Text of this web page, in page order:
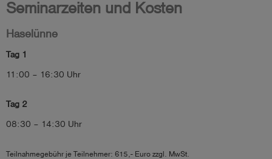
Seminarzeiten und Kosten
Haselünne
Tag 1
11:00 – 16:30 Uhr
Tag 2
08:30 – 14:30 Uhr
Teilnahmegebühr je Teilnehmer: 615,- Euro zzgl. MwSt.